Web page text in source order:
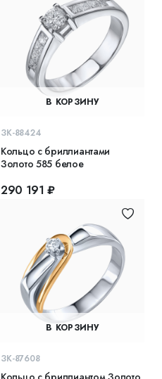
В КОРЗИНУ
ЗК-88424
Кольцо с бриллиантами
Золото 585 белое
290 191 ₽
В КОРЗИНУ
ЗК-87608